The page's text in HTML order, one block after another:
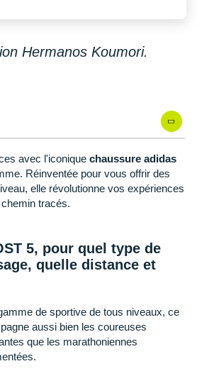
Hermanos Koumori.
avec l'iconique chaussure adidas
Réinventée pour vous offrir des
elle révolutionne vos expériences
tracés.
5, pour quel type de
quelle distance et
de sportive de tous niveaux, ce
aussi bien les coureuses
que les marathoniennes